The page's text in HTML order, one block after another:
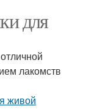
для
лакомств